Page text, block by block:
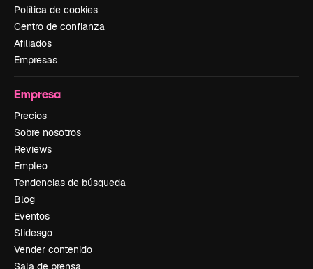
Política de cookies
Centro de confianza
Afiliados
Empresas
Empresa
Precios
Sobre nosotros
Reviews
Empleo
Tendencias de búsqueda
Blog
Eventos
Slidesgo
Vender contenido
Sala de prensa